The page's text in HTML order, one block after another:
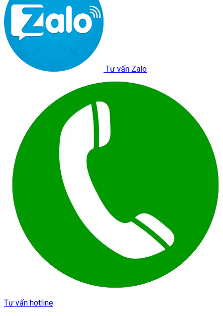
Tư vấn Zalo
Tư vấn hotline